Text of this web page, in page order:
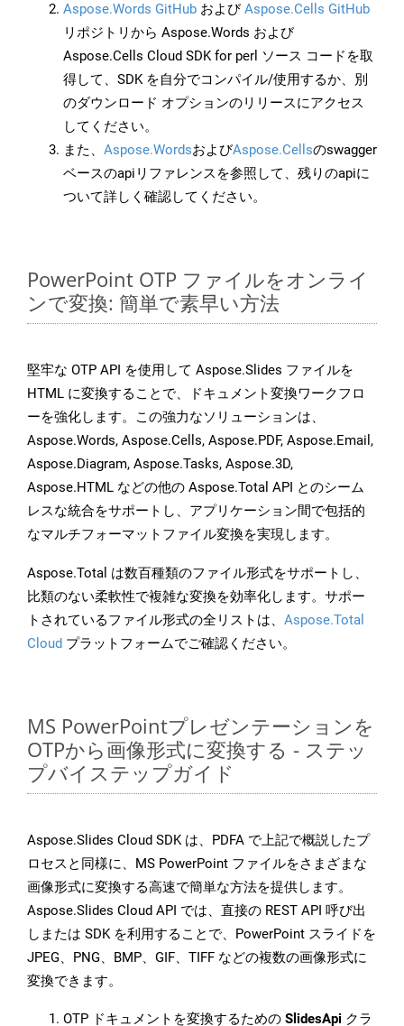
Aspose.Words GitHub およびAspose.Cells GitHub
リポジトリから Aspose.Words および
Aspose.Cells Cloud SDK for perl ソース コードを取
得して、SDK を自分でコンパイル/使用するか、別
のダウンロード オプションのリリースにアクセス
してください。
また、 Aspose.WordsおよびAspose.Cellsのswagger
ベースのapiリファレンスを参照して、残りのapiに
ついて詳しく確認してください。
PowerPoint OTP ファイルをオンライ
ンで変換: 簡単で素早い方法
堅牢な OTP API を使用して Aspose.Slides ファイルを
HTML に変換することで、ドキュメント変換ワークフロ
ーを強化します。この強力なソリューションは、
Aspose.Words, Aspose.Cells, Aspose.PDF, Aspose.Email,
Aspose.Diagram, Aspose.Tasks, Aspose.3D,
Aspose.HTML などの他の Aspose.Total API とのシーム
レスな統合をサポートし、アプリケーション間で包括的
なマルチフォーマットファイル変換を実現します。
Aspose.Total は数百種類のファイル形式をサポートし、
比類のない柔軟性で複雑な変換を効率化します。サポー
トされているファイル形式の全リストは、 Aspose.Total
Cloud プラットフォームでご確認ください。
MS PowerPointプレゼンテーションを
OTPから画像形式に変換する - ステッ
プバイステップガイド
Aspose.Slides Cloud SDK は、PDFA で上記で概説したプ
ロセスと同様に、MS PowerPoint ファイルをさまざまな
画像形式に変換する高速で簡単な方法を提供します。
Aspose.Slides Cloud API では、直接の REST API 呼び出
しまたは SDK を利用することで、PowerPoint スライドを
JPEG、PNG、BMP、GIF、TIFF などの複数の画像形式に
変換できます。
OTP ドキュメントを変換するための SlidesApi クラ